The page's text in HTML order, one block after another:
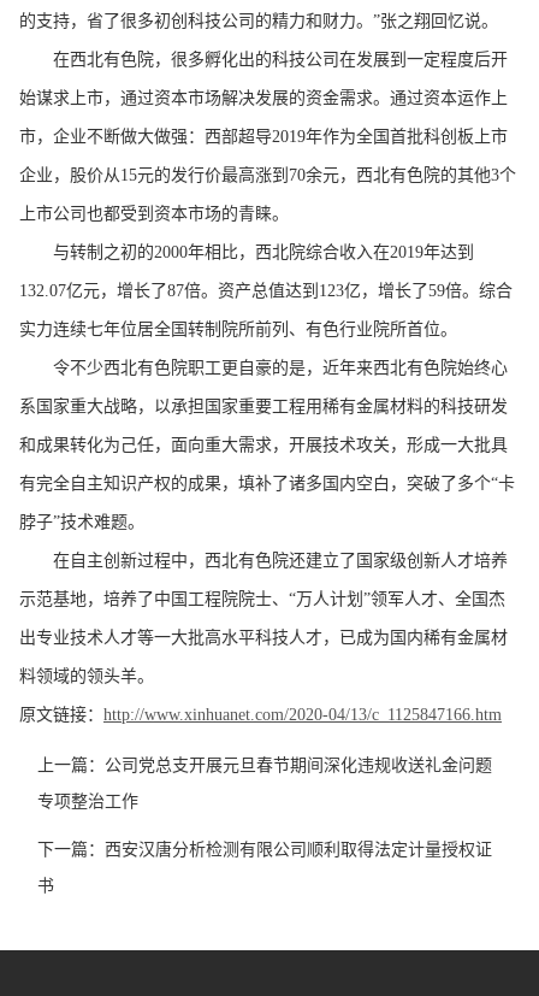
的支持，省了很多初创科技公司的精力和财力。”张之翔回忆说。
在西北有色院，很多孵化出的科技公司在发展到一定程度后开
始谋求上市，通过资本市场解决发展的资金需求。通过资本运作上
市，企业不断做大做强：西部超导2019年作为全国首批科创板上市
企业，股价从15元的发行价最高涨到70余元，西北有色院的其他3个
上市公司也都受到资本市场的青睐。
与转制之初的2000年相比，西北院综合收入在2019年达到
132.07亿元，增长了87倍。资产总值达到123亿，增长了59倍。综合
实力连续七年位居全国转制院所前列、有色行业院所首位。
令不少西北有色院职工更自豪的是，近年来西北有色院始终心
系国家重大战略，以承担国家重要工程用稀有金属材料的科技研发
和成果转化为己任，面向重大需求，开展技术攻关，形成一大批具
有完全自主知识产权的成果，填补了诸多国内空白，突破了多个“卡
脖子”技术难题。
在自主创新过程中，西北有色院还建立了国家级创新人才培养
示范基地，培养了中国工程院院士、“万人计划”领军人才、全国杰
出专业技术人才等一大批高水平科技人才，已成为国内稀有金属材
料领域的领头羊。
原文链接： http://www.xinhuanet.com/2020-04/13/c_1125847166.htm
上一篇： 公司党总支开展元旦春节期间深化违规收送礼金问题
专项整治工作
下一篇： 西安汉唐分析检测有限公司顺利取得法定计量授权证
书